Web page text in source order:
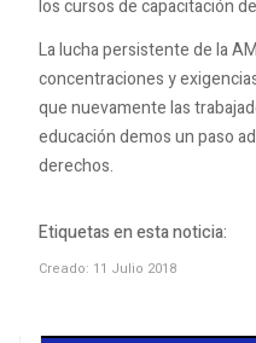
los cursos de capacitación
La lucha persistente de la
concentraciones y
que nuevamente las
educación demos un paso
derechos.
Etiquetas en esta noticia:
Creado: 11 Julio 2018